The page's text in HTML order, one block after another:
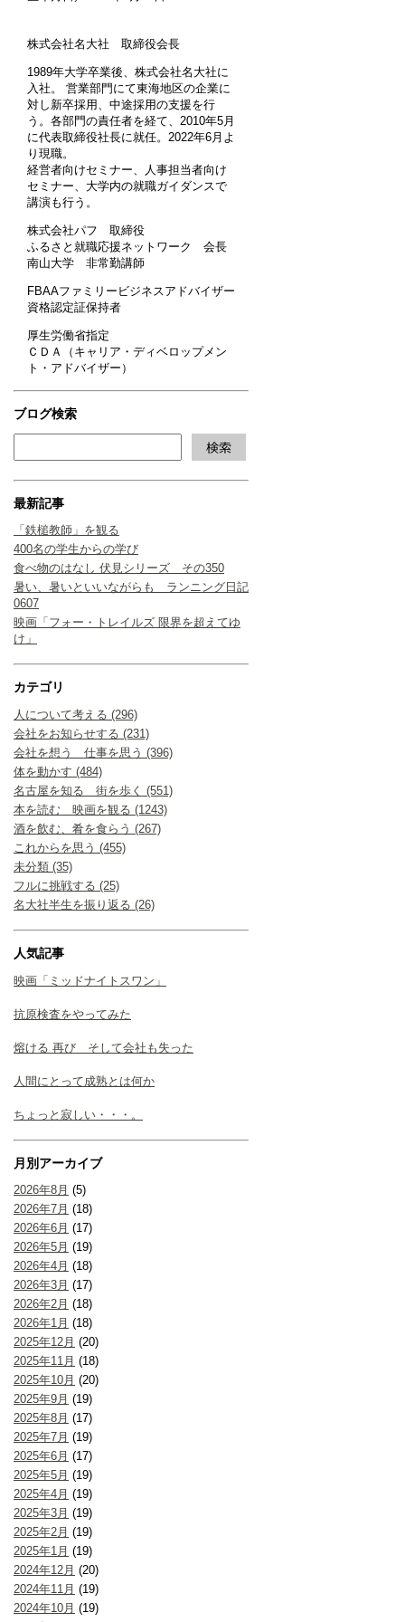
株式会社名大社 取締役会長
1989年大学卒業後、株式会社名大社に
入社。 営業部門にて東海地区の企業に
対し新卒採用、中途採用の支援を行
う。各部門の責任者を経て、2010年5月
に代表取締役社長に就任。2022年6月よ
り現職。
経営者向けセミナー、人事担当者向け
セミナー、大学内の就職ガイダンスで
講演も行う。
株式会社パフ 取締役
ふるさと就職応援ネットワーク 会長
南山大学 非常勤講師
FBAAファミリービジネスアドバイザー
資格認定証保持者
厚生労働省指定
ＣＤＡ（キャリア・ディベロップメン
ト・アドバイザー）
ブログ検索
最新記事
「鉄槌教師」を観る
400名の学生からの学び
食べ物のはなし 伏見シリーズ その350
暑い、暑いといいながらも ランニング日記
0607
映画「フォー・トレイルズ 限界を超えてゆ
け」
カテゴリ
人について考える (296)
会社をお知らせする (231)
会社を想う 仕事を思う (396)
体を動かす (484)
名古屋を知る 街を歩く (551)
本を読む 映画を観る (1243)
酒を飲む、肴を食らう (267)
これからを思う (455)
未分類 (35)
フルに挑戦する (25)
名大社半生を振り返る (26)
人気記事
映画「ミッドナイトスワン」
抗原検査をやってみた
熔ける 再び そして会社も失った
人間にとって成熟とは何か
ちょっと寂しい・・・。
月別アーカイブ
2026年8月 (5)
2026年7月 (18)
2026年6月 (17)
2026年5月 (19)
2026年4月 (18)
2026年3月 (17)
2026年2月 (18)
2026年1月 (18)
2025年12月 (20)
2025年11月 (18)
2025年10月 (20)
2025年9月 (19)
2025年8月 (17)
2025年7月 (19)
2025年6月 (17)
2025年5月 (19)
2025年4月 (19)
2025年3月 (19)
2025年2月 (19)
2025年1月 (19)
2024年12月 (20)
2024年11月 (19)
2024年10月 (19)